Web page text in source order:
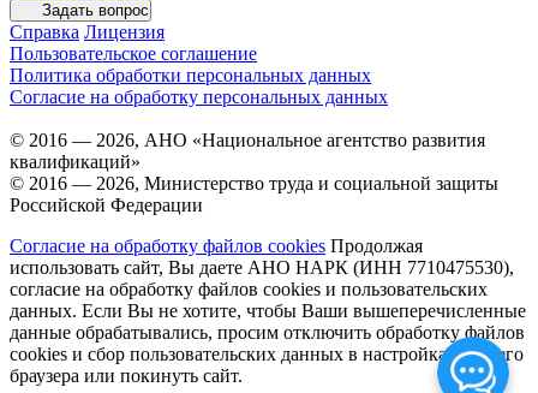
Задать вопрос
Справка Лицензия
Пользовательское соглашение
Политика обработки персональных данных
Согласие на обработку персональных данных
© 2016 — 2026, АНО «Национальное агентство развития
квалификаций»
© 2016 — 2026, Министерство труда и социальной защиты
Российской Федерации
Согласие на обработку файлов cookies Продолжая
использовать сайт, Вы даете АНО НАРК (ИНН 7710475530),
согласие на обработку файлов cookies и пользовательских
данных. Если Вы не хотите, чтобы Ваши вышеперечисленные
данные обрабатывались, просим отключить обработку файлов
cookies и сбор пользовательских данных в настройках Вашего
браузера или покинуть сайт.